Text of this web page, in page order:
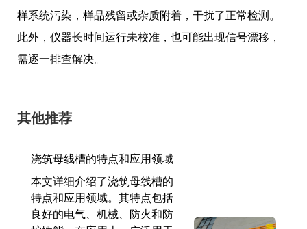
样系统污染，样品残留或杂质附着，干扰了正常检测。
此外，仪器长时间运行未校准，也可能出现信号漂移，
需逐一排查解决。
其他推荐
浇筑母线槽的特点和应用领域
本文详细介绍了浇筑母线槽的
特点和应用领域。其特点包括
良好的电气、机械、防火和防